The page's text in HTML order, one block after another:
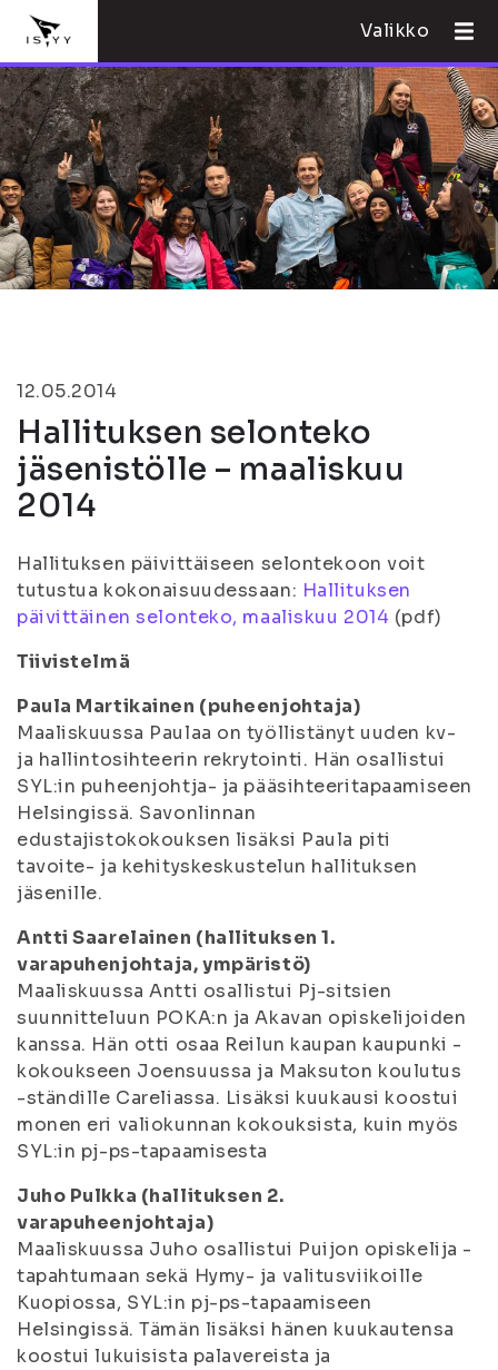
Valikko
12.05.2014
Hallituksen selonteko
jäsenistölle – maaliskuu
2014
Hallituksen päivittäiseen selontekoon voit
tutustua kokonaisuudessaan: Hallituksen
päivittäinen selonteko, maaliskuu 2014 (pdf)
Tiivistelmä
Paula Martikainen (puheenjohtaja)
Maaliskuussa Paulaa on työllistänyt uuden kv-
ja hallintosihteerin rekrytointi. Hän osallistui
SYL:in puheenjohtja- ja pääsihteeritapaamiseen
Helsingissä. Savonlinnan
edustajistokokouksen lisäksi Paula piti
tavoite- ja kehityskeskustelun hallituksen
jäsenille.
Antti Saarelainen (hallituksen 1.
varapuhenjohtaja, ympäristö)
Maaliskuussa Antti osallistui Pj-sitsien
suunnitteluun POKA:n ja Akavan opiskelijoiden
kanssa. Hän otti osaa Reilun kaupan kaupunki -
kokoukseen Joensuussa ja Maksuton koulutus
-ständille Careliassa. Lisäksi kuukausi koostui
monen eri valiokunnan kokouksista, kuin myös
SYL:in pj-ps-tapaamisesta
Juho Pulkka (hallituksen 2.
varapuheenjohtaja)
Maaliskuussa Juho osallistui Puijon opiskelija -
tapahtumaan sekä Hymy- ja valitusviikoille
Kuopiossa, SYL:in pj-ps-tapaamiseen
Helsingissä. Tämän lisäksi hänen kuukautensa
koostui lukuisista palavereista ja